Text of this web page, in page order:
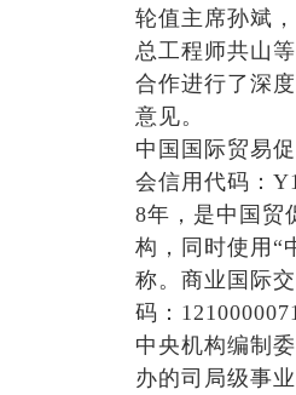
轮值主席孙斌
总工程师共山
合作进行了深
意见。
中国国际贸易
会信用代码：
8年，是中国贸
构，同时使用“
称。商业国际
码：
中央机构编制
办的司局级事